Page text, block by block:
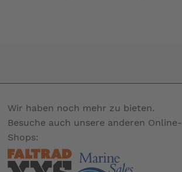
Wir haben noch mehr zu bieten.
Besuche auch unsere anderen Online-
Shops: